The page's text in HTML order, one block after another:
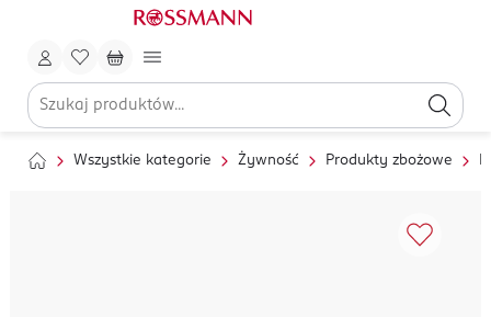
Wszystkie kategorie Żywność Produkty zbożowe